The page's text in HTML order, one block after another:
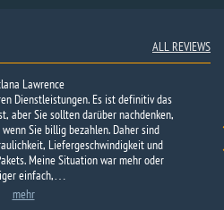
ALL REVIEWS
Lawrence
Dienstleistungen. Es ist definitiv das
aber Sie sollten darüber nachdenken,
Sie billig bezahlen. Daher sind
Liefergeschwindigkeit und
Meine Situation war mehr oder
einfach,…
mehr